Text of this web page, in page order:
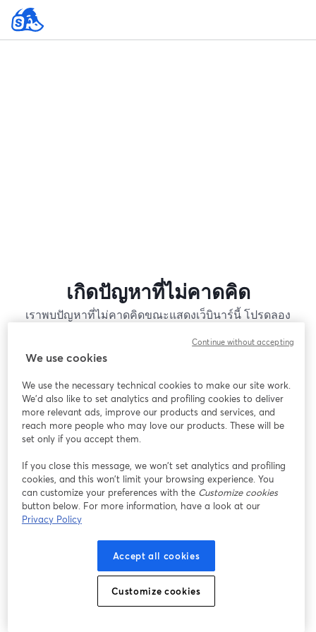
เกิดปัญหาที่ไม่คาดคิด
เราพบปัญหาที่ไม่คาดคิดขณะแสดงเว็บินาร์นี้ โปรดลอง
หากมีปัญหา
เปิดในแท็บใหม่
We use cookies
We use the necessary technical cookies to make our site work.
We'd also like to set analytics and profiling cookies to deliver
more relevant ads, improve our products and services, and
reach more people who may love our products. These will be
set only if you accept them.
If you close this message, we won’t set analytics and profiling
cookies, and this won’t limit your browsing experience. You
can customize your preferences with the Customize cookies
button below. For more information, have a look at our
Privacy Policy
Accept all cookies
Customize cookies
Continue without accepting